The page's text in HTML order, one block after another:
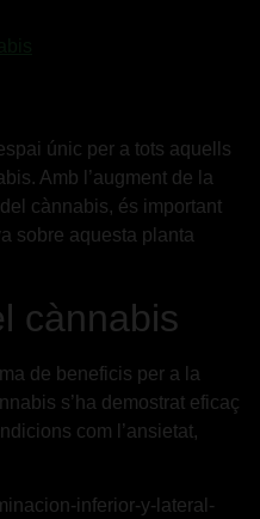
únic per a tots aquells
Amb l’augment de la
cànnabis, és important
sobre aquesta planta
cànnabis
de beneficis per a la
s’ha demostrat eficaç
com l’ansietat,
inferior-y-lateral-